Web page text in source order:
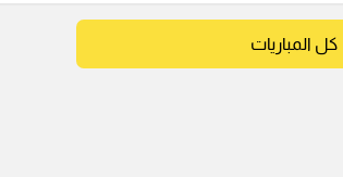
كل المباريات